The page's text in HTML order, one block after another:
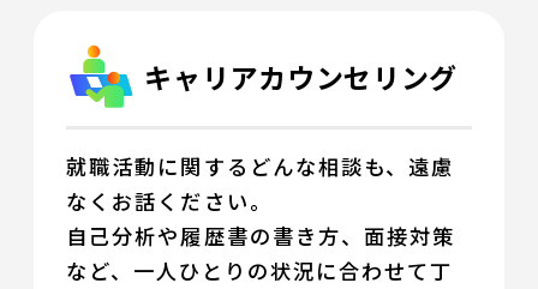
キャリアカウンセリング
就職活動に関するどんな相談も、遠慮
なくお話ください。
自己分析や履歴書の書き方、面接対策
など、一人ひとりの状況に合わせて丁